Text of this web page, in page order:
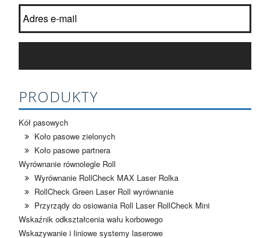
Dołącz do naszej listy newslettera? *
PRODUKTY
Kół pasowych
Koło pasowe zielonych
Koło pasowe partnera
Wyrównanie równolegle Roll
Wyrównanie RollCheck MAX Laser Rolka
RollCheck Green Laser Roll wyrównanie
Przyrządy do osiowania Roll Laser RollCheck Mini
Wskaźnik odkształcenia wału korbowego
Wskazywanie i liniowe systemy laserowe